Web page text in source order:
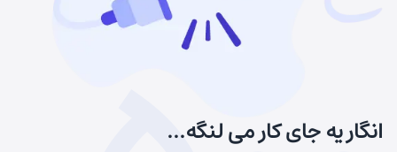
انگار یه جای کار می لنگه...